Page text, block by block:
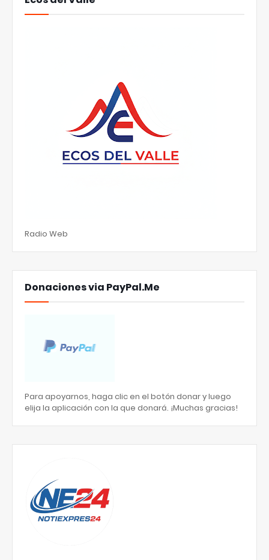
Radio Web
Donaciones via PayPal.Me
Para apoyarnos, haga clic en el botón donar y luego
elija la aplicación con la que donará. ¡Muchas gracias!